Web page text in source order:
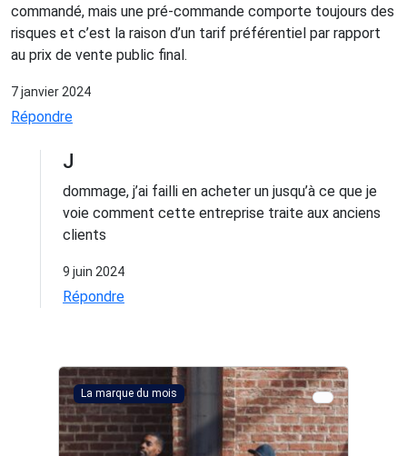
commandé, mais une pré-commande comporte toujours des
risques et c’est la raison d’un tarif préférentiel par rapport
au prix de vente public final.
7 janvier 2024
Répondre
J
dommage, j’ai failli en acheter un jusqu’à ce que je
voie comment cette entreprise traite aux anciens
clients
9 juin 2024
Répondre
La marque du mois